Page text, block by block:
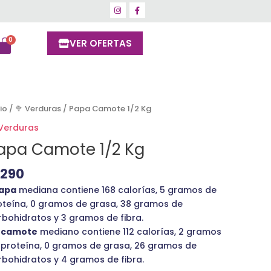
VER OFERTAS
/ 🥦 Verduras / Papa Camote 1/2 Kg
Camote 1/2 Kg
mediana contiene 168 calorías, 5 gramos de
0 gramos de grasa, 38 gramos de
y 3 gramos de fibra.
camote mediano contiene 112 calorías, 2 gramos
0 gramos de grasa, 26 gramos de
y 4 gramos de fibra.